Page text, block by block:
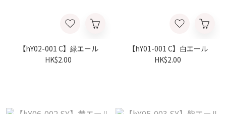
【hY02-001 C】緑エール
HK$2.00
【hY01-001 C】白エール
HK$2.00